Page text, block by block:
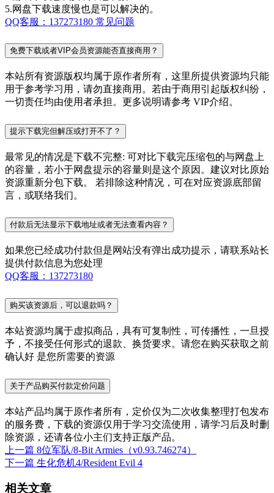
5.网盘下载速度慢也是可以解决的。
QQ客服：137273180 常见问题
免费下载或者VIP会员资源能否直接商用？
本站所有资源版权均属于原作者所有，这里所提供资源均只能
用于参考学习用，请勿直接商用。若由于商用引起版权纠纷，
一切责任均由使用者承担。更多说明请参考 VIP介绍。
提示下载完但解压或打开不了？
最常见的情况是下载不完整: 可对比下载完压缩包的与网盘上
的容量，若小于网盘提示的容量则是这个原因。建议对比原始
资源重新分包下载。 若排除这种情况，可在对应资源底部留
言，或联络我们。
付款后无法显示下载地址或者无法查看内容？
如果您已经成功付款但是网站没有弹出成功提示，请联系站长
提供付款信息为您处理
QQ客服：137273180
购买该资源后，可以退款吗？
本站资源均属于虚拟商品，具有可复制性，可传播性，一旦授
予，不接受任何形式的退款、换货要求。请您在购买获取之前
确认好 是您所需要的资源
关于产品购买付款定价问题
本站产品均属于原作者所有，定价仅为二次收集整理打包发布
的服务费，下载的资源仅用于学习交流使用，请学习后及时删
除资源，还请各位小主们支持正版产品。
上一篇 8位军队/8-Bit Armies（v0.93.746274）
下一篇 生化危机4/Resident Evil 4
相关文章